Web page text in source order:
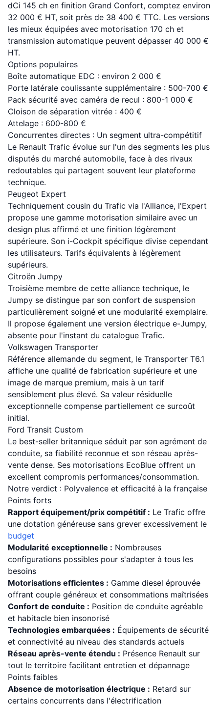
dCi 145 ch en finition Grand Confort, comptez environ
32 000 € HT, soit près de 38 400 € TTC. Les versions
les mieux équipées avec motorisation 170 ch et
transmission automatique peuvent dépasser 40 000 €
HT.
Options populaires
Boîte automatique EDC : environ 2 000 €
Porte latérale coulissante supplémentaire : 500-700 €
Pack sécurité avec caméra de recul : 800-1 000 €
Cloison de séparation vitrée : 400 €
Attelage : 600-800 €
Concurrentes directes : Un segment ultra-compétitif
Le Renault Trafic évolue sur l'un des segments les plus
disputés du marché automobile, face à des rivaux
redoutables qui partagent souvent leur plateforme
technique.
Peugeot Expert
Techniquement cousin du Trafic via l'Alliance, l'Expert
propose une gamme motorisation similaire avec un
design plus affirmé et une finition légèrement
supérieure. Son i-Cockpit spécifique divise cependant
les utilisateurs. Tarifs équivalents à légèrement
supérieurs.
Citroën Jumpy
Troisième membre de cette alliance technique, le
Jumpy se distingue par son confort de suspension
particulièrement soigné et une modularité exemplaire.
Il propose également une version électrique e-Jumpy,
absente pour l'instant du catalogue Trafic.
Volkswagen Transporter
Référence allemande du segment, le Transporter T6.1
affiche une qualité de fabrication supérieure et une
image de marque premium, mais à un tarif
sensiblement plus élevé. Sa valeur résiduelle
exceptionnelle compense partiellement ce surcoût
initial.
Ford Transit Custom
Le best-seller britannique séduit par son agrément de
conduite, sa fiabilité reconnue et son réseau après-
vente dense. Ses motorisations EcoBlue offrent un
excellent compromis performances/consommation.
Notre verdict : Polyvalence et efficacité à la française
Points forts
Rapport équipement/prix compétitif : Le Trafic offre
une dotation généreuse sans grever excessivement le
budget
Modularité exceptionnelle : Nombreuses
configurations possibles pour s'adapter à tous les
besoins
Motorisations efficientes : Gamme diesel éprouvée
offrant couple généreux et consommations maîtrisées
Confort de conduite : Position de conduite agréable
et habitacle bien insonorisé
Technologies embarquées : Équipements de sécurité
et connectivité au niveau des standards actuels
Réseau après-vente étendu : Présence Renault sur
tout le territoire facilitant entretien et dépannage
Points faibles
Absence de motorisation électrique : Retard sur
certains concurrents dans l'électrification